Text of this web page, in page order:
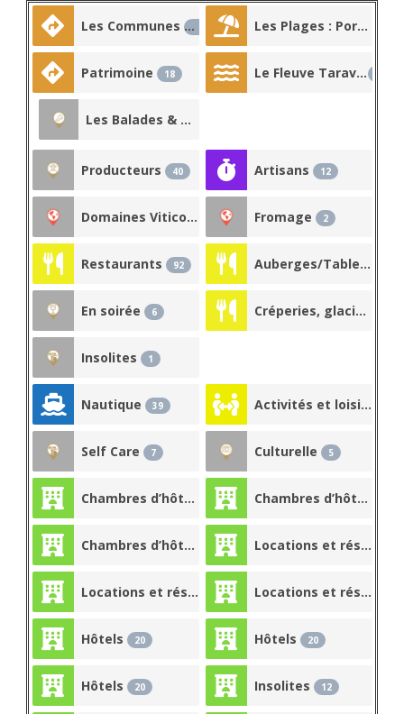
Les Communes33 Les Plages : Porticcio et Rive Sud
Patrimoine 18
Les Balades & Randonnées
Le Fleuve Taravo
Producteurs 40 Artisans 12
Domaines Viticoles et agricoles 5
Fromage 2
Restaurants 92 Auberges/Tables traditionnelles
En soirée 6 Créperies, glaciers, à emporter
Insolites 1
Nautique 39 Activités et loisirs
Self Care 7 Culturelle 5
Chambres d’hôtes, gîtes, refuges 25 Chambres d’hôtes, gîtes, refuges
Chambres d’hôtes, gîtes, refuges 25 Locations et résidences
Locations et résidences 23 Locations et résidences
Hôtels 20 Hôtels 20
Hôtels 20 Insolites 12